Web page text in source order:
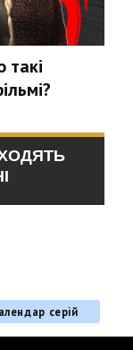
такі
серій